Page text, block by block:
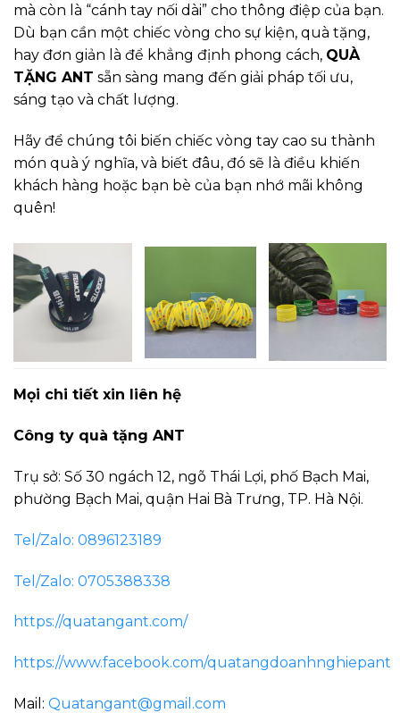
mà còn là “cánh tay nối dài” cho thông điệp của bạn.
Dù bạn cần một chiếc vòng cho sự kiện, quà tặng,
hay đơn giản là để khẳng định phong cách, QUÀ
TẶNG ANT sẵn sàng mang đến giải pháp tối ưu,
sáng tạo và chất lượng.
Hãy để chúng tôi biến chiếc vòng tay cao su thành
món quà ý nghĩa, và biết đâu, đó sẽ là điều khiến
khách hàng hoặc bạn bè của bạn nhớ mãi không
quên!
Mọi chi tiết xin liên hệ
Công ty quà tặng ANT
Trụ sở: Số 30 ngách 12, ngõ Thái Lợi, phố Bạch Mai,
phường Bạch Mai, quận Hai Bà Trưng, TP. Hà Nội.
Tel/Zalo: 0896123189
Tel/Zalo: 0705388338
https://quatangant.com/
https://www.facebook.com/quatangdoanhnghiepant
Mail: Quatangant@gmail.com